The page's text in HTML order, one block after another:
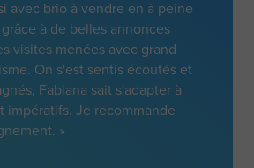
avec brio à vendre en à peine
à de belles annonces
visites menées avec grand
On s'est sentis écoutés et
Fabiana sait s'adapter à
impératifs. Je recommande
»